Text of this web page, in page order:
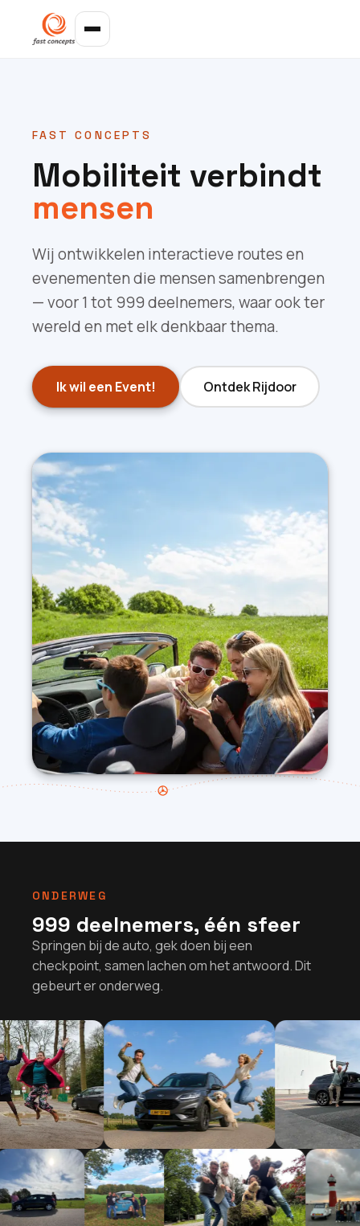
FAST CONCEPTS
Mobiliteit verbindt
mensen
Wij ontwikkelen interactieve routes en
evenementen die mensen samenbrengen
— voor 1 tot 999 deelnemers, waar ook ter
wereld en met elk denkbaar thema.
Ik wil een Event! Ontdek Rijdoor
ONDERWEG
999 deelnemers, één sfeer
Springen bij de auto, gek doen bij een
checkpoint, samen lachen om het antwoord. Dit
gebeurt er onderweg.